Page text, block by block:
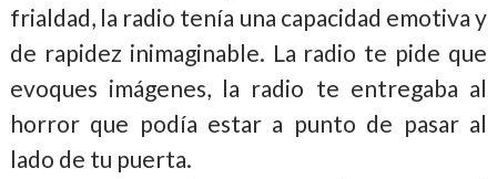
frialdad, la radio tenía una capacidad emotiva y
de rapidez inimaginable. La radio te pide que
evoques imágenes, la radio te entregaba al
horror que podía estar a punto de pasar al
lado de tu puerta.